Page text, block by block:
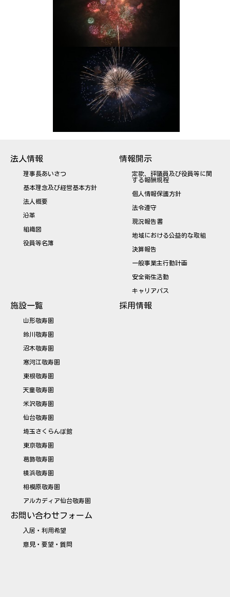
法人情報
理事長あいさつ
基本理念及び経営基本方針
法人概要
沿革
組織図
役員等名簿
情報開示
定款、評議員及び役員等に関
する報酬規程
個人情報保護方針
法令遵守
現況報告書
地域における公益的な取組
決算報告
一般事業主行動計画
安全衛生活動
キャリアパス
施設一覧
山形敬寿園
鈴川敬寿園
沼木敬寿園
寒河江敬寿園
東根敬寿園
天童敬寿園
米沢敬寿園
仙台敬寿園
埼玉さくらんぼ館
東京敬寿園
葛飾敬寿園
横浜敬寿園
相模原敬寿園
アルカディア仙台敬寿園
採用情報
お問い合わせフォーム
入居・利用希望
意見・要望・質問